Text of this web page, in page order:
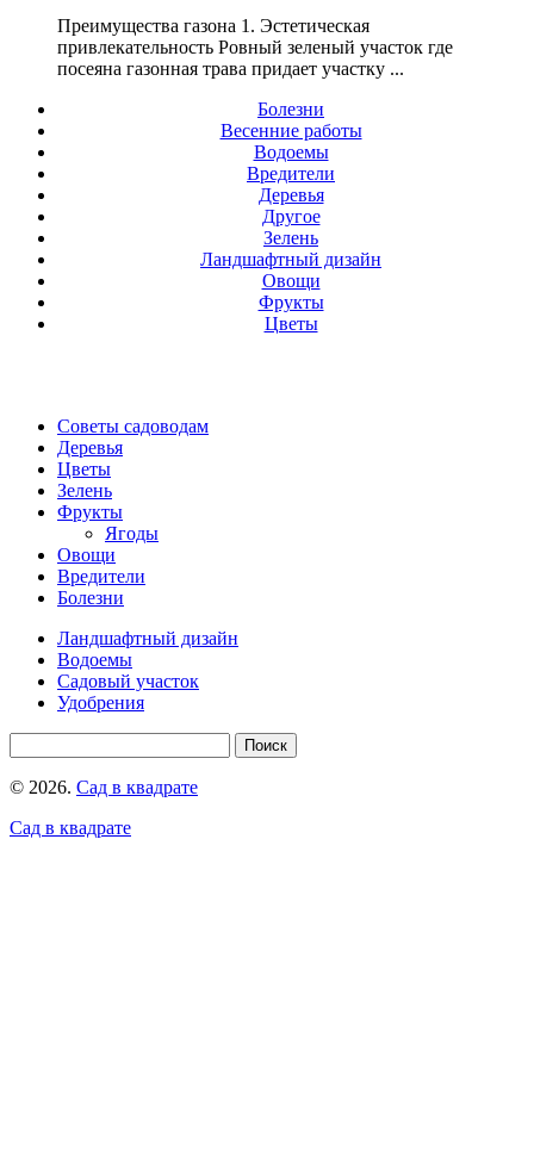
Преимущества газона 1. Эстетическая
привлекательность Ровный зеленый участок где
посеяна газонная трава придает участку ...
Болезни
Весенние работы
Водоемы
Вредители
Деревья
Другое
Зелень
Ландшафтный дизайн
Овощи
Фрукты
Цветы
Советы садоводам
Деревья
Цветы
Зелень
Фрукты
Ягоды
Овощи
Вредители
Болезни
Ландшафтный дизайн
Водоемы
Садовый участок
Удобрения
© 2026. Сад в квадрате
Сад в квадрате